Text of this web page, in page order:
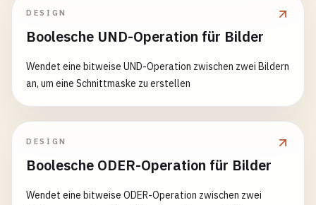
DESIGN
Boolesche UND-Operation für Bilder
Wendet eine bitweise UND-Operation zwischen zwei Bildern
an, um eine Schnittmaske zu erstellen
DESIGN
Boolesche ODER-Operation für Bilder
Wendet eine bitweise ODER-Operation zwischen zwei